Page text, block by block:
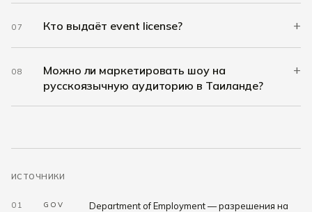
07 Кто выдаёт event license? +
08
Можно ли маркетировать шоу на
русскоязычную аудиторию в Таиланде?
+
ИСТОЧНИКИ
01 GOV
Department of Employment — разрешения на